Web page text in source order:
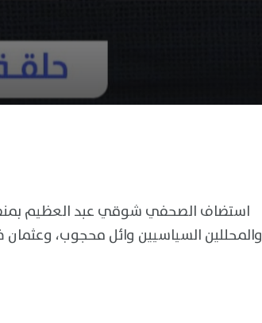
استضاف الصحفي شوقي عبد العظيم
والمحللين السياسيين وائل محجوب،